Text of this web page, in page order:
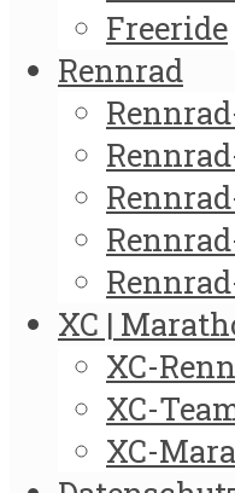
Freeride
Rennrad
XC |
XC-
XC-
XC-